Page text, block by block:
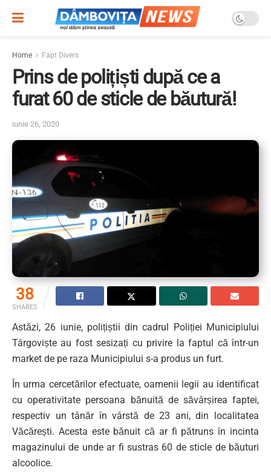
Home Fapt Divers
Prins de polițiști după ce a
furat 60 de sticle de băutură!
iunie 26, 2020
38
SHARES
Astăzi, 26 iunie, polițiștii din cadrul Poliției Municipiului
Târgoviște au fost sesizați cu privire la faptul că într-un
market de pe raza Municipiului s-a produs un furt.
În urma cercetărilor efectuate, oamenii legii au identificat
cu operativitate persoana bănuită de săvârșirea faptei,
respectiv un tânăr în vârstă de 23 ani, din localitatea
Văcărești. Acesta este bănuit că ar fi pătruns în incinta
magazinului de unde ar fi sustras 60 de sticle de băuturi
alcoolice.